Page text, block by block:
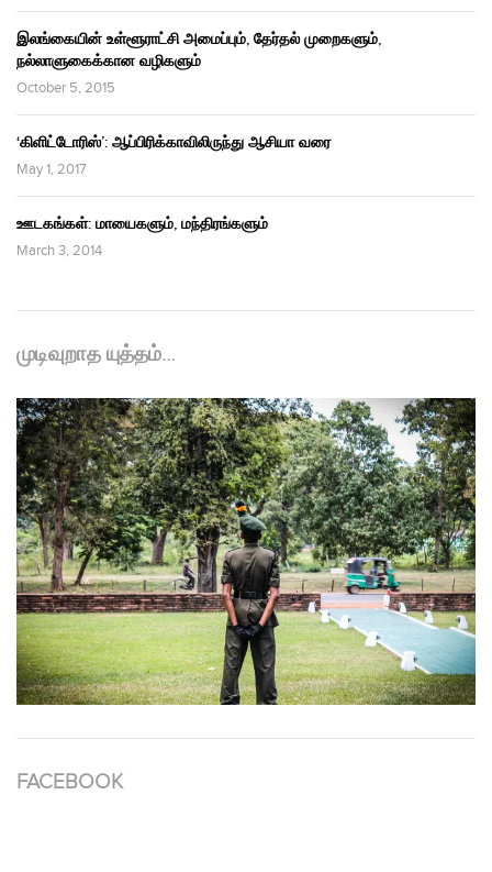
இலங்கையின் உள்ளூராட்சி அமைப்பும், தேர்தல் முறைகளும்,
நல்லாளுகைக்கான வழிகளும்
October 5, 2015
‘கிளிட்டோரிஸ்’: ஆப்பிரிக்காவிலிருந்து ஆசியா வரை
May 1, 2017
ஊடகங்கள்: மாயைகளும், மந்திரங்களும்
March 3, 2014
முடிவுறாத யுத்தம்…
FACEBOOK